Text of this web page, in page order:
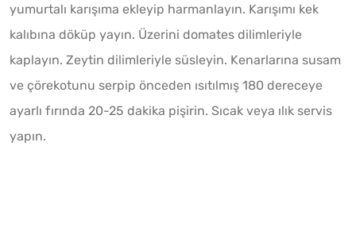
yumurtalı karışıma ekleyip harmanlayın. Karışımı kek
kalıbına döküp yayın. Üzerini domates dilimleriyle
kaplayın. Zeytin dilimleriyle süsleyin. Kenarlarına susam
ve çörekotunu serpip önceden ısıtılmış 180 dereceye
ayarlı fırında 20-25 dakika pişirin. Sıcak veya ılık servis
yapın.